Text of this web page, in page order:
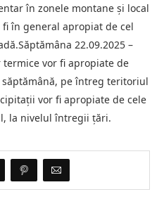
în zonele montane şi local
în general apropiat de cel
22.09.2025 –
termice vor fi apropiate de
pe întreg teritoriul
vor fi apropiate de cele
la nivelul întregii ţări.